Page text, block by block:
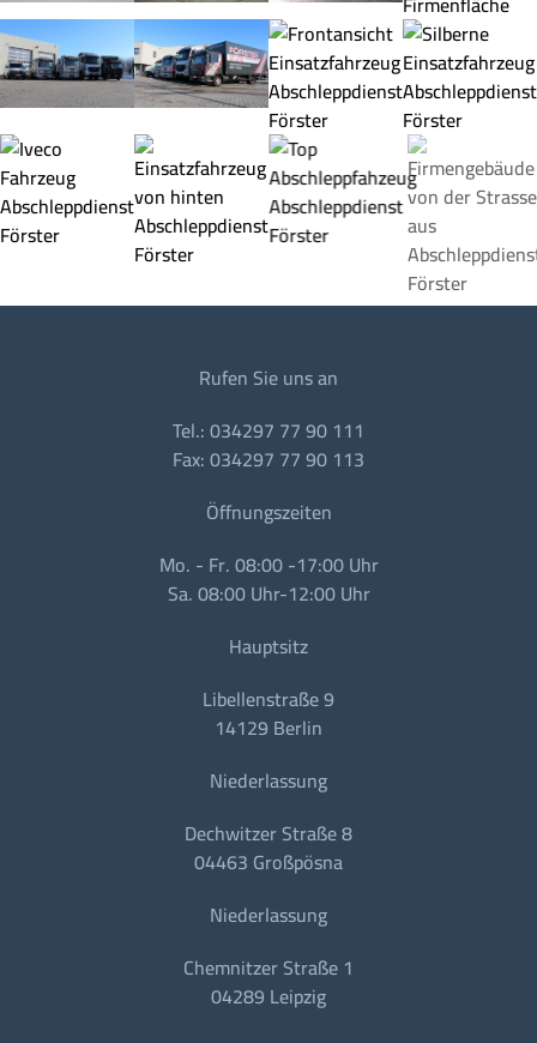
Rufen Sie uns an
Tel.: 034297 77 90 111
Fax: 034297 77 90 113
Öffnungszeiten
Mo. - Fr. 08:00 -17:00 Uhr
Sa. 08:00 Uhr-12:00 Uhr
Hauptsitz
Libellenstraße 9
14129 Berlin
Niederlassung
Dechwitzer Straße 8
04463 Großpösna
Niederlassung
Chemnitzer Straße 1
04289 Leipzig